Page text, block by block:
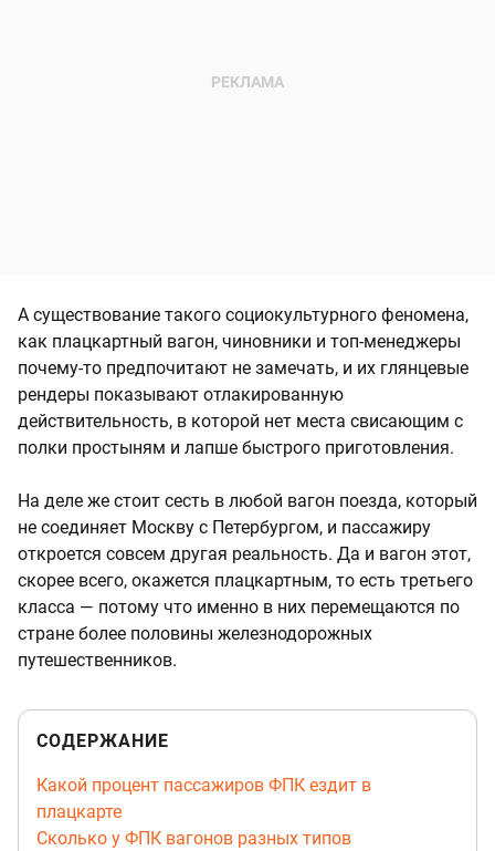
А существование такого социокультурного феномена,
как плацкартный вагон, чиновники и топ-менеджеры
почему-то предпочитают не замечать, и их глянцевые
рендеры показывают отлакированную
действительность, в которой нет места свисающим с
полки простыням и лапше быстрого приготовления.
На деле же стоит сесть в любой вагон поезда, который
не соединяет Москву с Петербургом, и пассажиру
откроется совсем другая реальность. Да и вагон этот,
скорее всего, окажется плацкартным, то есть третьего
класса — потому что именно в них перемещаются по
стране более половины железнодорожных
путешественников.
СОДЕРЖАНИЕ
Какой процент пассажиров ФПК ездит в
плацкарте
Сколько у ФПК вагонов разных типов